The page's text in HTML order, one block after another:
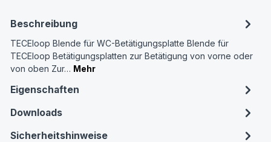
Beschreibung
TECEloop Blende für WC-Betätigungsplatte Blende für
TECEloop Betätigungsplatten zur Betätigung von vorne oder
von oben Zur… Mehr
Eigenschaften
Downloads
Sicherheitshinweise